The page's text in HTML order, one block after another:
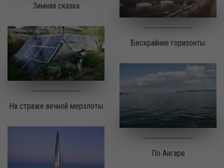
Зимняя сказка
На страже вечной мерзлоты
Бескрайние горизонты
По Ангаре